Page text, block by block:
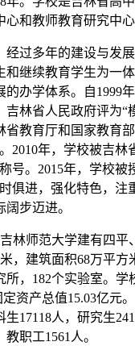
和教师教育研究中心
经过多年的建设与发
和继续教育学生为一
的办学体系。自1999
吉林省人民政府评为“
省教育厅和国家教育
2010年，学校被吉林
号。2015年，学校被
俱进，强化特色，注
步迈进。
林师范大学建有四平
，建筑面积68万平方
所，182个实验室。学
资产总值15.03亿元
17118人，研究生
职工1561人。